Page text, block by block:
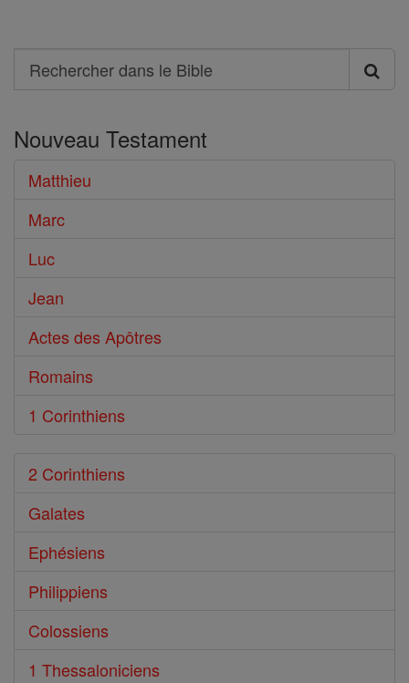
Search
Rechercher
le
Bible
Nouveau Testament
Matthieu
Marc
Luc
Jean
Actes des Apôtres
Romains
1 Corinthiens
2 Corinthiens
Galates
Ephésiens
Philippiens
Colossiens
1 Thessaloniciens